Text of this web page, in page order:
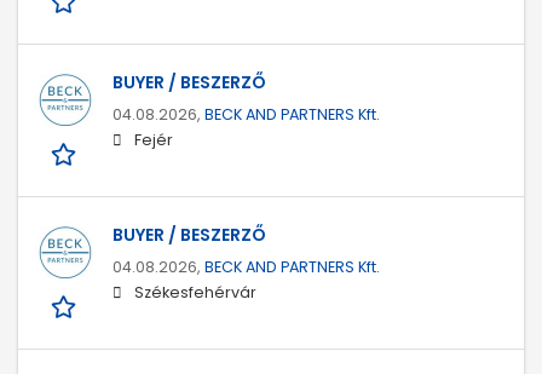
BUYER / BESZERZŐ
04.08.2026, BECK AND PARTNERS Kft.
Fejér
BUYER / BESZERZŐ
04.08.2026, BECK AND PARTNERS Kft.
Székesfehérvár